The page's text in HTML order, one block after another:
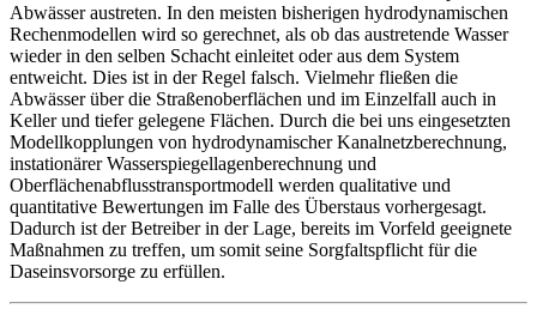
Abwässer austreten. In den meisten bisherigen hydrodynamischen
Rechenmodellen wird so gerechnet, als ob das austretende Wasser
wieder in den selben Schacht einleitet oder aus dem System
entweicht. Dies ist in der Regel falsch. Vielmehr fließen die
Abwässer über die Straßenoberflächen und im Einzelfall auch in
Keller und tiefer gelegene Flächen. Durch die bei uns eingesetzten
Modellkopplungen von hydrodynamischer Kanalnetzberechnung,
instationärer Wasserspiegellagenberechnung und
Oberflächenabflusstransportmodell werden qualitative und
quantitative Bewertungen im Falle des Überstaus vorhergesagt.
Dadurch ist der Betreiber in der Lage, bereits im Vorfeld geeignete
Maßnahmen zu treffen, um somit seine Sorgfaltspflicht für die
Daseinsvorsorge zu erfüllen.